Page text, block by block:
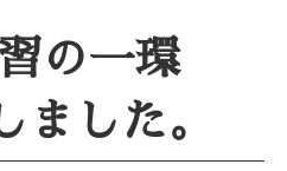
の一環
した。